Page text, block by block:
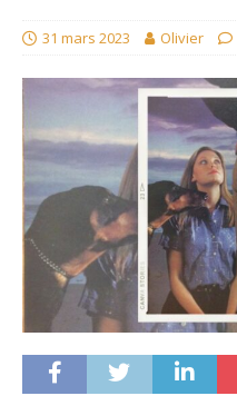
31 mars 2023 Olivier